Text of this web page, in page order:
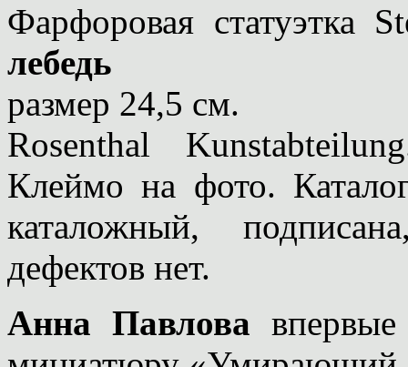
Фарфоровая статуэтка
лебедь
размер 24,5 см.
Rosenthal
Клеймо на фото.
каталожный,
дефектов нет.
Анна Павлова